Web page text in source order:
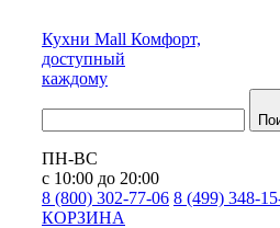
Кухни Mall Комфорт,
доступный
каждому
ПН-ВС
с 10:00 до 20:00
8 (800) 302-77-06 8 (499) 348-
КОРЗИНА